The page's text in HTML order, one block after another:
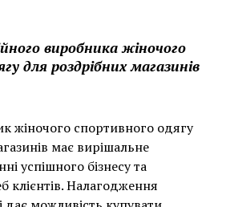
виробника жіночого
для роздрібних магазинів
жіночого спортивного одягу
має вирішальне
успішного бізнесу та
клієнтів. Налагодження